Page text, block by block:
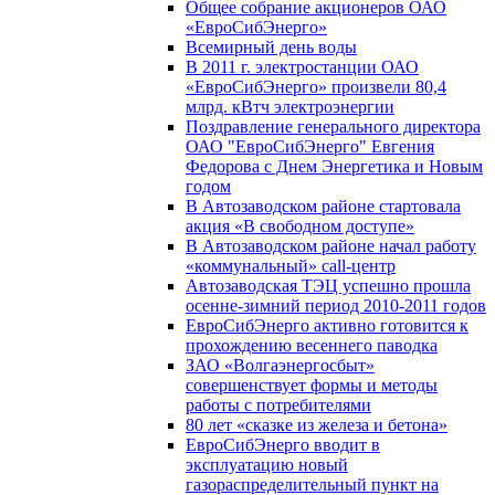
Общее собрание акционеров ОАО
«ЕвроСибЭнерго»
Всемирный день воды
В 2011 г. электростанции ОАО
«ЕвроСибЭнерго» произвели 80,4
млрд. кВтч электроэнергии
Поздравление генерального директора
ОАО "ЕвроСибЭнерго" Евгения
Федорова с Днем Энергетика и Новым
годом
В Автозаводском районе стартовала
акция «В свободном доступе»
В Автозаводском районе начал работу
«коммунальный» call-центр
Автозаводская ТЭЦ успешно прошла
осенне-зимний период 2010-2011 годов
ЕвроСибЭнерго активно готовится к
прохождению весеннего паводка
ЗАО «Волгаэнергосбыт»
совершенствует формы и методы
работы с потребителями
80 лет «сказке из железа и бетона»
ЕвроСибЭнерго вводит в
эксплуатацию новый
газораспределительный пункт на